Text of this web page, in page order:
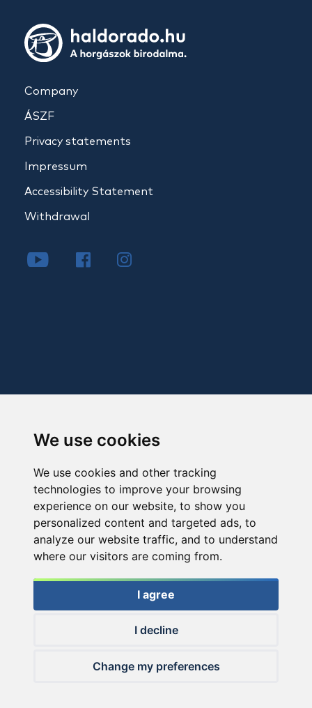
We use cookies
We use cookies and other tracking
technologies to improve your browsing
experience on our website, to show you
personalized content and targeted ads, to
analyze our website traffic, and to understand
where our visitors are coming from.
I agree
I decline
Change my preferences
Company
ÁSZF
Privacy statements
Impressum
Accessibility Statement
Withdrawal